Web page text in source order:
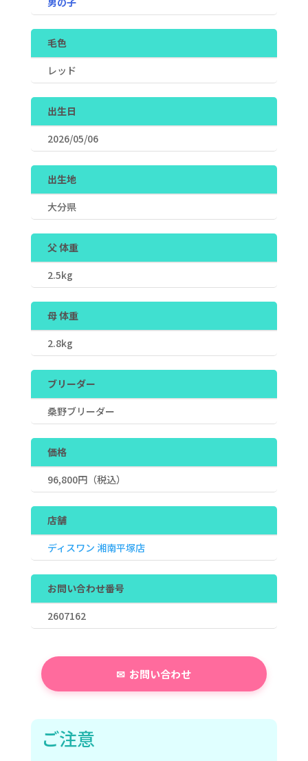
毛色
レッド
出生日
2026/05/06
出生地
大分県
父 体重
2.5kg
母 体重
2.8kg
ブリーダー
桑野ブリーダー
価格
96,800円（税込）
店舗
ディスワン 湘南平塚店
お問い合わせ番号
2607162
お問い合わせ
ご注意